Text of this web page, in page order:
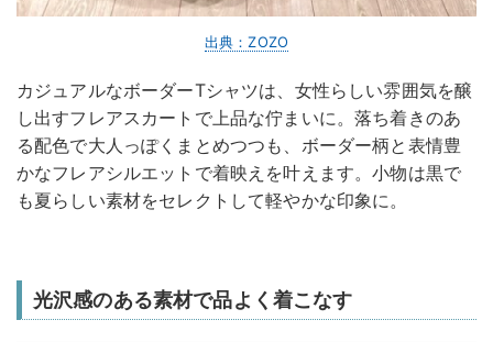
出典：ZOZO
カジュアルなボーダーTシャツは、女性らしい雰囲気を醸
し出すフレアスカートで上品な佇まいに。落ち着きのあ
る配色で大人っぽくまとめつつも、ボーダー柄と表情豊
かなフレアシルエットで着映えを叶えます。小物は黒で
も夏らしい素材をセレクトして軽やかな印象に。
光沢感のある素材で品よく着こなす